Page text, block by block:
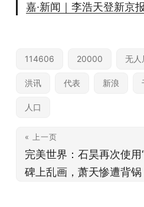
嘉·新闻｜李浩天登新京
114606 20000 无人
洪讯 代表 新浪
人口
« 上一页
完美世界：石昊再次使用
碑上乱画，萧天惨遭背锅